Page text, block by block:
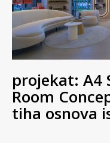
projekat: A4
Room
tiha osnova